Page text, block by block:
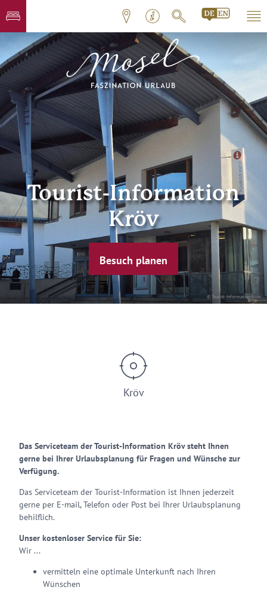
© Tourist-Information Kröv
Tourist-Information
Kröv
Besuch planen
Kröv
Das Serviceteam der Tourist-Information Kröv steht Ihnen
gerne bei Ihrer Urlaubsplanung für Fragen und Wünsche zur
Verfügung.
Das Serviceteam der Tourist-Information ist Ihnen jederzeit
gerne per E-mail, Telefon oder Post bei Ihrer Urlaubsplanung
behilflich.
Unser kostenloser Service für Sie:
Wir ...
vermitteln eine optimale Unterkunft nach Ihren
Wünschen